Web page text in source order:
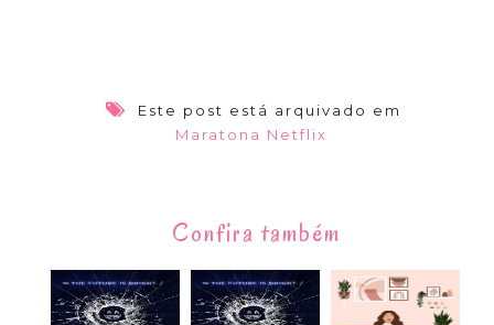
Este post está arquivado em
Maratona Netflix
Confira também